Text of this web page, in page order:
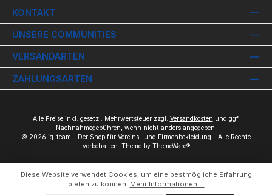
KONTAKT
UNSERE COMMUNITIES
VERSANDARTEN
ZAHLUNGSARTEN
Alle Preise inkl. gesetzl. Mehrwertsteuer zzgl. Versandkosten und ggf.
Nachnahmegebühren, wenn nicht anders angegeben.
© 2026 iq-team - Der Shop für Vereins- und Firmenbekleidung - Alle Rechte
vorbehalten. Theme by ThemeWare®
Diese Website verwendet Cookies, um eine bestmögliche Erfahrung
bieten zu können. Mehr Informationen ...